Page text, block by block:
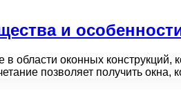
и
оконных конструкций,
позволяет получить